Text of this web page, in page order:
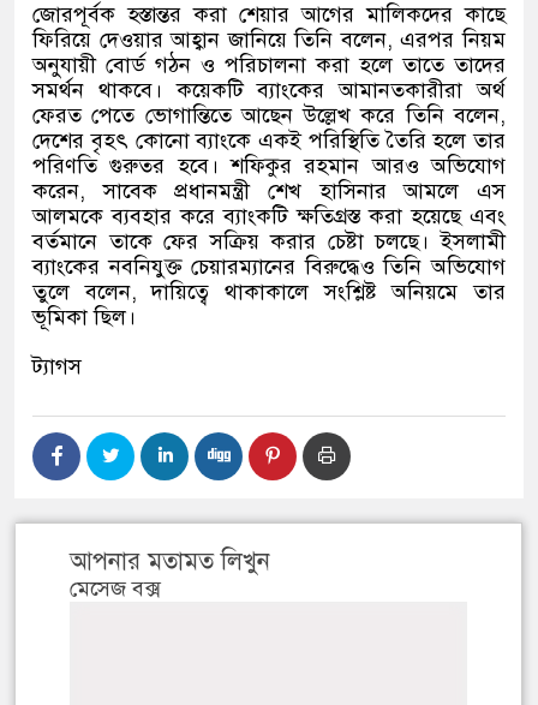
জোরপূর্বক হস্তান্তর করা শেয়ার আগের মালিকদের কাছে
ফিরিয়ে দেওয়ার আহ্বান জানিয়ে তিনি বলেন,এরপর নিয়ম
অনুযায়ী বোর্ড গঠন ও পরিচালনা করা হলে তাতে তাদের
সমর্থন থাকবে। কয়েকটি ব্যাংকের আমানতকারীরা অর্থ
ফেরত পেতে ভোগান্তিতে আছেন উল্লেখ করে তিনি বলেন,
দেশের বৃহৎ কোনো ব্যাংকে একই পরিস্থিতি তৈরি হলে তার
পরিণতি গুরুতর হবে। শফিকুর রহমান আরও অভিযোগ
করেন,সাবেক প্রধানমন্ত্রী শেখ হাসিনার আমলে এস
আলমকে ব্যবহার করে ব্যাংকটি ক্ষতিগ্রস্ত করা হয়েছে এবং
বর্তমানে তাকে ফের সক্রিয় করার চেষ্টা চলছে। ইসলামী
ব্যাংকের নবনিযুক্ত চেয়ারম্যানের বিরুদ্ধেও তিনি অভিযোগ
তুলে বলেন,দায়িত্বে থাকাকালে সংশ্লিষ্ট অনিয়মে তার
ভূমিকা ছিল।
ট্যাগস
আপনার মতামত লিখুন
মেসেজ বক্স